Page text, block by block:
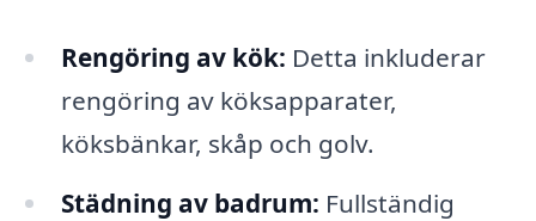
Rengöring av kök: Detta inkluderar
rengöring av köksapparater,
köksbänkar, skåp och golv.
Städning av badrum: Fullständig